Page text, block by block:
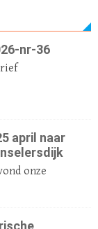
nr-36
april naar
onze